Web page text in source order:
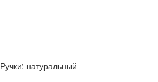
натуральный